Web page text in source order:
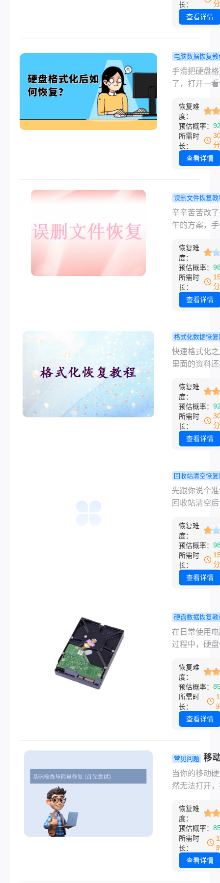
的u盘数据文
实只要没往
会按从免费
专业软件扫
序，把管用
理顺。内容
删、快速格
深度格式化
丢失及物理
常见情况。
长：
查看详情
电脑数据恢复教
盘格式化后
恢复？别急
真的能找回
手滑把硬盘
了，打开一
间脑子空白
觉，相信不
经历过。不
为误操作、
溃还是分区
有办法的。
于：格式化
于数据被彻
除，大部分
文件只是"看
了"，底层数
在硬盘里。
从免费到付
简单到复杂
序，把我自
来，你对照
情况选一个
恢复难
度：
预估概率：
所需时
长：
查看详情
误删文件恢复教
件被替换了
找回来吗？
戏！
辛辛苦苦改
午的方案，
直接把旧版
了——这种时
个人是懵的
找回被替换
件，是很多
法说起，一
你找到适合
况的恢复思
存、格式化
损坏等常见
恢复难
度：
预估概率：
所需时
长：
查看详情
格式化数据恢复
不小心把硬
式化了怎么
手段就这几
快速格式化
里面的资料
一个朋友搬
室，整理文
候手滑，把
2TB的移动
了格式化。
过去五年拍
项目照片和
材。他当时
抖。我跟他
慌，格式化
盘数据如何
这事儿我帮
过不止一次
恢复难
度：
预估概率：
所需时
长：
查看详情
回收站清空恢
如何从清空
收站里面找
的方法都在
了！
先跟你说个
回收站清空
来。 前提是
后你没往这
存过新东西
个前提比用
件都重要。
点，把一个
件夹删了还
空了回收站
是年底结算
表，第二天
交。我当时
看，回收站
荡，他还在
新建了好几
夹准备"重新
最后用软件
绝大部分。
后我给人弄
发现文件没
上停止往这
任何东西。
恢复难
度：
预估概率：
所需时
长：
查看详情
硬盘数据恢复教
脑硬盘坏了
可以恢复吗
法！
在日常使用
过程中，硬
要设备，其
况直接影响
的资料安全
而，由于各
因，如物理
出现故障，
据丢失。面
情况，用户
感到焦虑和
我的电脑硬
数据可以恢
答案是，在
况下，即使
坏了，数据
恢复的可能
恢复难
度：
预估概率：
所需时
长：
查看详情
常见问题 移
打不开如何
复？别慌！
法！
当你的移动
然无法打开
件或目录损坏
法访问”或干
反应时，确
着急。别担
通常是软件
恢复难
度：
预估概率：
所需时
长：
查看详情